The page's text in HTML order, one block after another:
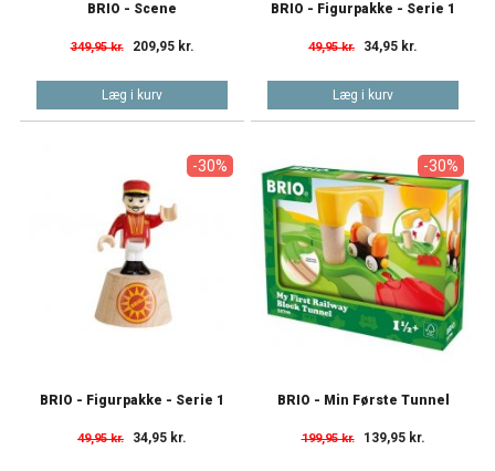
BRIO - Scene
349,95 kr. 209,95 kr.
Læg i kurv
BRIO - Figurpakke - Serie 1
49,95 kr. 34,95 kr.
Læg i kurv
-30%
BRIO - Figurpakke - Serie 1
49,95 kr. 34,95 kr.
-30%
BRIO - Min Første Tunnel
199,95 kr. 139,95 kr.